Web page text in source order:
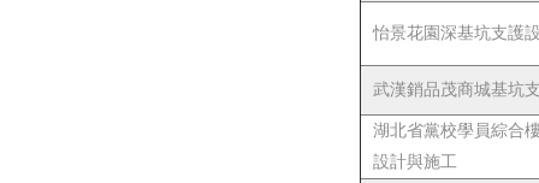
怡景花園深基坑支護
武漢銷品茂商城基坑
湖北省黨校學員綜合
設計與施工